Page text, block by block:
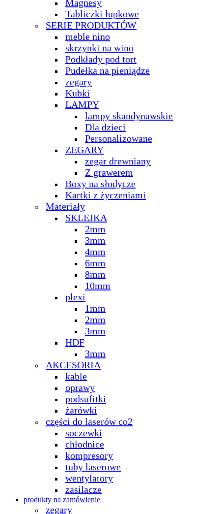
Magnesy
Tabliczki łupkowe
SERIE PRODUKTÓW
meble nino
skrzynki na wino
Podkłady pod tort
Pudełka na pieniądze
zegary
Kubki
LAMPY
lampy skandynawskie
Dla dzieci
Personalizowane
ZEGARY
zegar drewniany
Z grawerem
Boxy na słodycze
Kartki z życzeniami
Materiały
SKLEJKA
2mm
3mm
4mm
6mm
8mm
10mm
plexi
1mm
2mm
3mm
HDF
3mm
AKCESORIA
kable
oprawy
podsufitki
żarówki
części do laserów co2
soczewki
chłodnice
kompresory
tuby laserowe
wentylatory
zasilacze
produkty na zamówienie
zegary